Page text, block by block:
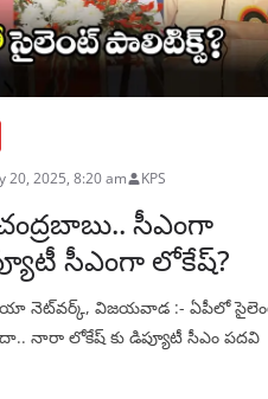
20, 2025, 8:20 am KPS
సీఎంగా
సీఎంగా లోకేష్?
నెట్‌వర్క్, విజయవాడ :- ఏపీలో
నారా లోకేష్ కు డిప్యూటీ సీఎం పదవి